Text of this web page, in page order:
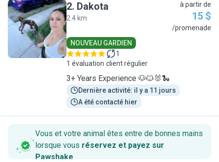
D
2. Dakota
2.4 km
à partir de
15 $
/promenade
NOUVEAU GARDIEN
1 évaluation
1
client régulier
3+ Years Experience 🐶🐱🐰🐍
Dernière activité: il y a 11 jours
A été contacté hier
Vous et votre animal êtes entre de bonnes mains
lorsque vous réservez et payez sur
Pawshake.